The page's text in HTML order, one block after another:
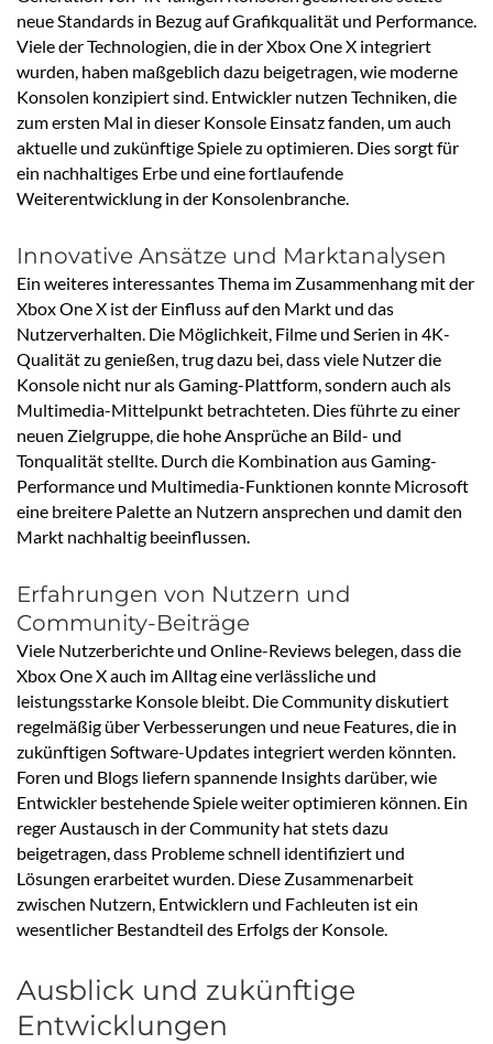
neue Standards in Bezug auf Grafikqualität und Performance.
Viele der Technologien, die in der Xbox One X integriert
wurden, haben maßgeblich dazu beigetragen, wie moderne
Konsolen konzipiert sind. Entwickler nutzen Techniken, die
zum ersten Mal in dieser Konsole Einsatz fanden, um auch
aktuelle und zukünftige Spiele zu optimieren. Dies sorgt für
ein nachhaltiges Erbe und eine fortlaufende
Weiterentwicklung in der Konsolenbranche.
Innovative Ansätze und Marktanalysen
Ein weiteres interessantes Thema im Zusammenhang mit der
Xbox One X ist der Einfluss auf den Markt und das
Nutzerverhalten. Die Möglichkeit, Filme und Serien in 4K-
Qualität zu genießen, trug dazu bei, dass viele Nutzer die
Konsole nicht nur als Gaming-Plattform, sondern auch als
Multimedia-Mittelpunkt betrachteten. Dies führte zu einer
neuen Zielgruppe, die hohe Ansprüche an Bild- und
Tonqualität stellte. Durch die Kombination aus Gaming-
Performance und Multimedia-Funktionen konnte Microsoft
eine breitere Palette an Nutzern ansprechen und damit den
Markt nachhaltig beeinflussen.
Erfahrungen von Nutzern und
Community-Beiträge
Viele Nutzerberichte und Online-Reviews belegen, dass die
Xbox One X auch im Alltag eine verlässliche und
leistungsstarke Konsole bleibt. Die Community diskutiert
regelmäßig über Verbesserungen und neue Features, die in
zukünftigen Software-Updates integriert werden könnten.
Foren und Blogs liefern spannende Insights darüber, wie
Entwickler bestehende Spiele weiter optimieren können. Ein
reger Austausch in der Community hat stets dazu
beigetragen, dass Probleme schnell identifiziert und
Lösungen erarbeitet wurden. Diese Zusammenarbeit
zwischen Nutzern, Entwicklern und Fachleuten ist ein
wesentlicher Bestandteil des Erfolgs der Konsole.
Ausblick und zukünftige
Entwicklungen